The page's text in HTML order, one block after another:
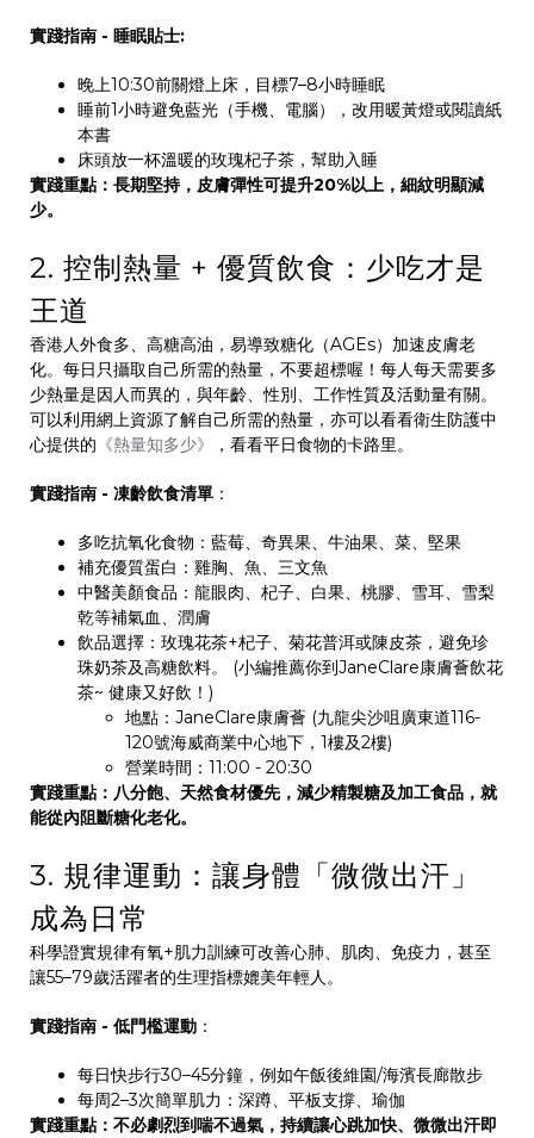
實踐指南 - 睡眠貼士:
晚上10:30前關燈上床，目標7–8小時睡眠
睡前1小時避免藍光（手機、電腦），改用暖黃燈或閱讀紙
本書
床頭放一杯溫暖的玫瑰杞子茶，幫助入睡
實踐重點：長期堅持，皮膚彈性可提升20%以上，細紋明顯減
少。
2. 控制熱量 + 優質飲食：少吃才是
王道
香港人外食多、高糖高油，易導致糖化（AGEs）加速皮膚老
化。每日只攝取自己所需的熱量，不要超標喔！每人每天需要多
少熱量是因人而異的，與年齡、性別、工作性質及活動量有關。
可以利用網上資源了解自己所需的熱量，亦可以看看衛生防護中
心提供的 《熱量知多少》 ，看看平日食物的卡路里。
實踐指南 - 凍齡飲食清單 ：
多吃抗氧化食物：藍莓、奇異果、牛油果、菜、堅果
補充優質蛋白：雞胸、魚、三文魚
中醫美顏食品：龍眼肉、杞子、白果、桃膠、雪耳、雪梨
乾等補氣血、潤膚
飲品選擇：玫瑰花茶+杞子、菊花普洱或陳皮茶，避免珍
珠奶茶及高糖飲料。 (小編推薦你到JaneClare康膚薈飲花
茶~ 健康又好飲！)
地點：JaneClare康膚薈 (九龍尖沙咀廣東道116-
120號海威商業中心地下，1樓及2樓)
營業時間：11:00 - 20:30
實踐重點：八分飽、天然食材優先，減少精製糖及加工食品，就
能從內阻斷糖化老化。
3. 規律運動：讓身體「微微出汗」
成為日常
科學證實規律有氧+肌力訓練可改善心肺、肌肉、免疫力，甚至
讓55–79歲活躍者的生理指標媲美年輕人。
實踐指南 - 低門檻運動 ：
每日快步行30–45分鐘，例如午飯後維園/海濱長廊散步
每周2–3次簡單肌力：深蹲、平板支撐、瑜伽
實踐重點：不必劇烈到喘不過氣，持續讓心跳加快、微微出汗即